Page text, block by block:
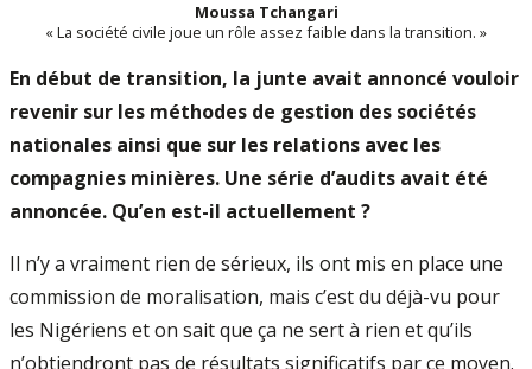
Moussa Tchangari
« La société civile joue un rôle assez faible dans la transition. »
En début de transition, la junte avait annoncé vouloir
revenir sur les méthodes de gestion des sociétés
nationales ainsi que sur les relations avec les
compagnies minières. Une série d’audits avait été
annoncée. Qu’en est-il actuellement ?
Il n’y a vraiment rien de sérieux, ils ont mis en place une
commission de moralisation, mais c’est du déjà-vu pour
les Nigériens et on sait que ça ne sert à rien et qu’ils
n’obtiendront pas de résultats significatifs par ce moyen.